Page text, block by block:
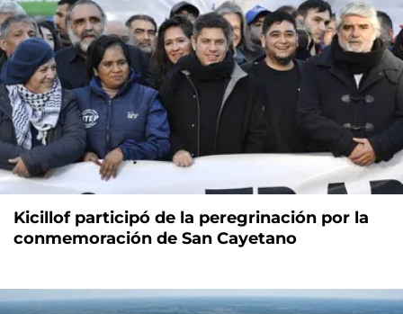
Kicillof participó de la peregrinación por la
conmemoración de San Cayetano